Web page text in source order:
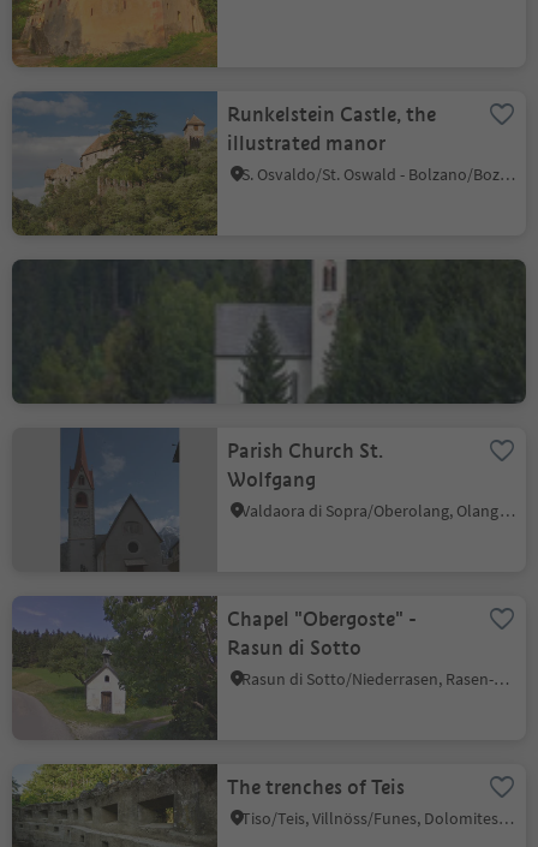
Runkelstein Castle, the
illustrated manor
S. Osvaldo/St. Oswald - Bolzano/Bozen, Ritten/Renon, Bolzano/Bozen and environs
Parish Church St.
Wolfgang
Valdaora di Sopra/Oberolang, Olang/Valdaora, Dolomites Region Kronplatz/Plan de Corones
Chapel "Obergoste" -
Rasun di Sotto
Rasun di Sotto/Niederrasen, Rasen-Antholz/Rasun Anterselva, Dolomites Region Kronplatz/Plan de Corones
The trenches of Teis
Tiso/Teis, Villnöss/Funes, Dolomites Region Lüsen Villnöss